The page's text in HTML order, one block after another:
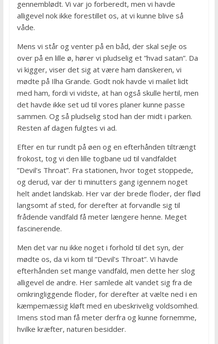
gennemblødt. Vi var jo forberedt, men vi havde
alligevel nok ikke forestillet os, at vi kunne blive så
våde.
Mens vi står og venter på en båd, der skal sejle os
over på en lille ø, hører vi pludselig et ”hvad satan”. Da
vi kigger, viser det sig at være ham danskeren, vi
mødte på Ilha Grande. Godt nok havde vi mailet lidt
med ham, fordi vi vidste, at han også skulle hertil, men
det havde ikke set ud til vores planer kunne passe
sammen. Og så pludselig stod han der midt i parken.
Resten af dagen fulgtes vi ad.
Efter en tur rundt på øen og en efterhånden tiltrængt
frokost, tog vi den lille togbane ud til vandfaldet
”Devil’s Throat”. Fra stationen, hvor toget stoppede,
og derud, var der ti minutters gang igennem noget
helt andet landskab. Her var der brede floder, der flød
langsomt af sted, for derefter at forvandle sig til
frådende vandfald få meter længere henne. Meget
fascinerende.
Men det var nu ikke noget i forhold til det syn, der
mødte os, da vi kom til ”Devil’s Throat”. Vi havde
efterhånden set mange vandfald, men dette her slog
alligevel de andre. Her samlede alt vandet sig fra de
omkringliggende floder, for derefter at vælte ned i en
kæmpemæssig kløft med en ubeskrivelig voldsomhed.
Imens stod man få meter derfra og kunne fornemme,
hvilke kræfter, naturen besidder.